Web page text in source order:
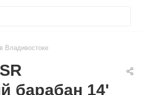
Владивостоке
барабан 14'